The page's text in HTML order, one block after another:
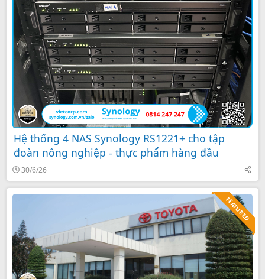
Hệ thống 4 NAS Synology RS1221+ cho tập
đoàn nông nghiệp - thực phẩm hàng đầu
30/6/26
FEATURED